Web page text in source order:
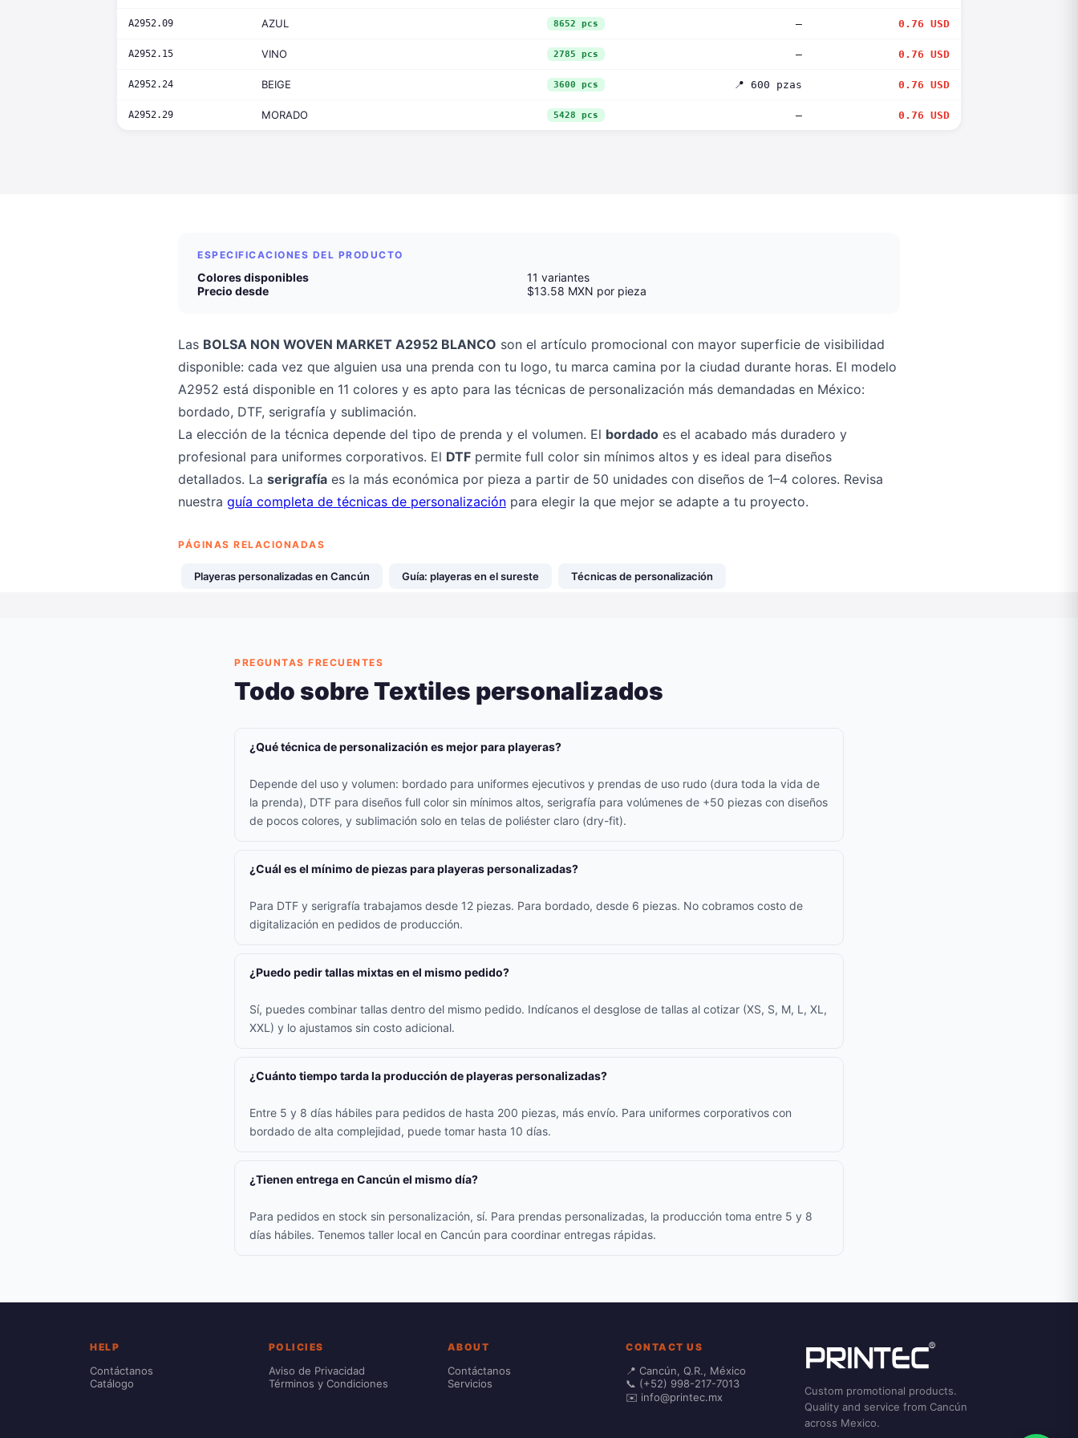
A2952.09 AZUL 8652 pcs — 0.76 USD
A2952.15 VINO 2785 pcs — 0.76 USD
A2952.24 BEIGE 3600 pcs 📍 600 pzas 0.76 USD
A2952.29 MORADO 5428 pcs — 0.76 USD
ESPECIFICACIONES DEL PRODUCTO
Colores disponibles
11 variantes
Precio desde
$13.58 MXN por pieza
Las BOLSA NON WOVEN MARKET A2952 BLANCO son el artículo promocional con mayor superficie de visibilidad
disponible: cada vez que alguien usa una prenda con tu logo, tu marca camina por la ciudad durante horas. El modelo
A2952 está disponible en 11 colores y es apto para las técnicas de personalización más demandadas en México:
bordado, DTF, serigrafía y sublimación.
La elección de la técnica depende del tipo de prenda y el volumen. El bordado es el acabado más duradero y
profesional para uniformes corporativos. El DTF permite full color sin mínimos altos y es ideal para diseños
detallados. La serigrafía es la más económica por pieza a partir de 50 unidades con diseños de 1–4 colores. Revisa
nuestra guía completa de técnicas de personalización para elegir la que mejor se adapte a tu proyecto.
PÁGINAS RELACIONADAS
Playeras personalizadas en Cancún Guía: playeras en el sureste Técnicas de personalización
PREGUNTAS FRECUENTES
Todo sobre Textiles personalizados
¿Qué técnica de personalización es mejor para playeras?
Depende del uso y volumen: bordado para uniformes ejecutivos y prendas de uso rudo (dura toda la vida de
la prenda), DTF para diseños full color sin mínimos altos, serigrafía para volúmenes de +50 piezas con diseños
de pocos colores, y sublimación solo en telas de poliéster claro (dry-fit).
¿Cuál es el mínimo de piezas para playeras personalizadas?
Para DTF y serigrafía trabajamos desde 12 piezas. Para bordado, desde 6 piezas. No cobramos costo de
digitalización en pedidos de producción.
¿Puedo pedir tallas mixtas en el mismo pedido?
Sí, puedes combinar tallas dentro del mismo pedido. Indícanos el desglose de tallas al cotizar (XS, S, M, L, XL,
XXL) y lo ajustamos sin costo adicional.
¿Cuánto tiempo tarda la producción de playeras personalizadas?
Entre 5 y 8 días hábiles para pedidos de hasta 200 piezas, más envío. Para uniformes corporativos con
bordado de alta complejidad, puede tomar hasta 10 días.
¿Tienen entrega en Cancún el mismo día?
Para pedidos en stock sin personalización, sí. Para prendas personalizadas, la producción toma entre 5 y 8
días hábiles. Tenemos taller local en Cancún para coordinar entregas rápidas.
HELP
Contáctanos
Catálogo
POLICIES
Aviso de Privacidad
Términos y Condiciones
ABOUT
Contáctanos
Servicios
CONTACT US
📍 Cancún, Q.R., México
📞 (+52) 998-217-7013
✉️ info@printec.mx
Custom promotional products.
Quality and service from Cancún
across Mexico.